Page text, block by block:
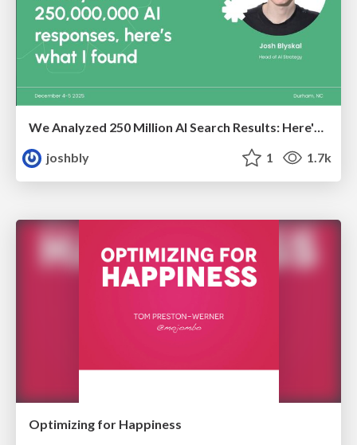
We Analyzed 250 Million AI Search Results: Here's What I Found
joshbly
1 1.7k
Optimizing for Happiness